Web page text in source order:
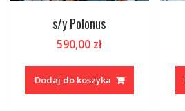
s/y Polonus
590,00 zł
Dodaj do koszyka